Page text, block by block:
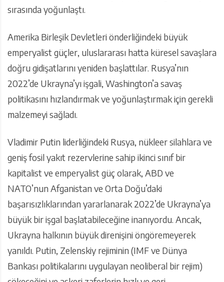
sırasında yoğunlaştı.
Amerika Birleşik Devletleri önderliğindeki büyük
emperyalist güçler, uluslararası hatta küresel savaşlara
doğru gidişatlarını yeniden başlattılar. Rusya’nın
2022’de Ukrayna’yı işgali, Washington’a savaş
politikasını hızlandırmak ve yoğunlaştırmak için gerekli
malzemeyi sağladı.
Vladimir Putin liderliğindeki Rusya, nükleer silahlara ve
geniş fosil yakıt rezervlerine sahip ikinci sınıf bir
kapitalist ve emperyalist güç olarak, ABD ve
NATO’nun Afganistan ve Orta Doğu’daki
başarısızlıklarından yararlanarak 2022’de Ukrayna’ya
büyük bir işgal başlatabileceğine inanıyordu. Ancak,
Ukrayna halkının büyük direnişini öngöremeyerek
yanıldı. Putin, Zelenskiy rejiminin (IMF ve Dünya
Bankası politikalarını uygulayan neoliberal bir rejim)